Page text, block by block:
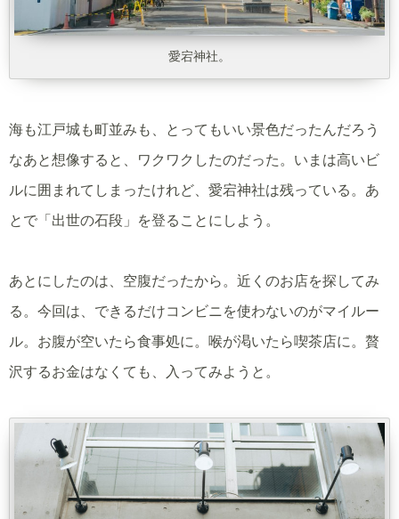
愛宕神社。
海も江戸城も町並みも、とってもいい景色だったんだろう
なあと想像すると、ワクワクしたのだった。いまは高いビ
ルに囲まれてしまったけれど、愛宕神社は残っている。あ
とで「出世の石段」を登ることにしよう。
あとにしたのは、空腹だったから。近くのお店を探してみ
る。今回は、できるだけコンビニを使わないのがマイルー
ル。お腹が空いたら食事処に。喉が渇いたら喫茶店に。贅
沢するお金はなくても、入ってみようと。